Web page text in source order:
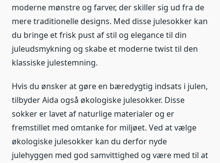
moderne mønstre og farver, der skiller sig ud fra de
mere traditionelle designs. Med disse julesokker kan
du bringe et frisk pust af stil og elegance til din
juleudsmykning og skabe et moderne twist til den
klassiske julestemning.
Hvis du ønsker at gøre en bæredygtig indsats i julen,
tilbyder Aida også økologiske julesokker. Disse
sokker er lavet af naturlige materialer og er
fremstillet med omtanke for miljøet. Ved at vælge
økologiske julesokker kan du derfor nyde
julehyggen med god samvittighed og være med til at